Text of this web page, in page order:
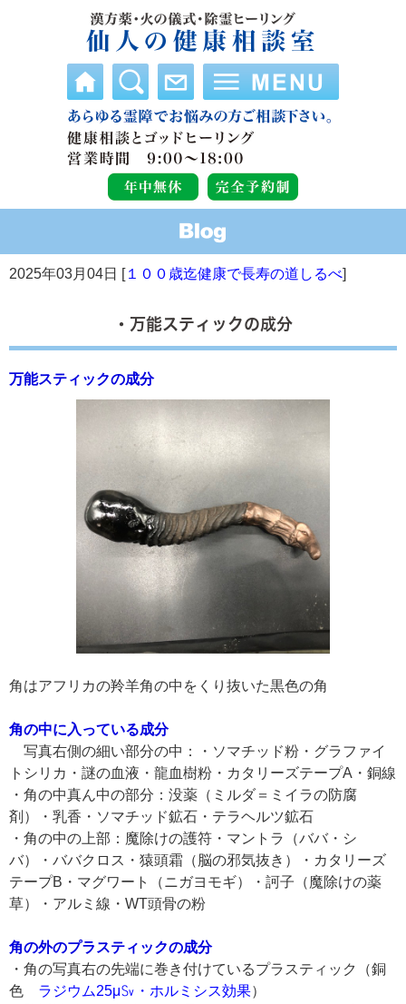
2025年03月04日 [１００歳迄健康で長寿の道しるべ]
・万能スティックの成分
万能スティックの成分
角はアフリカの羚羊角の中をくり抜いた黒色の角
角の中に入っている成分
写真右側の細い部分の中：・ソマチッド粉・グラファイ
トシリカ・謎の血液・龍血樹粉・カタリーズテープA・銅線
・角の中真ん中の部分：没薬（ミルダ＝ミイラの防腐
剤）・乳香・ソマチッド鉱石・テラヘルツ鉱石
・角の中の上部：魔除けの護符・マントラ（ババ・シ
バ）・ババクロス・猿頭霜（脳の邪気抜き）・カタリーズ
テープB・マグワート（ニガヨモギ）・訶子（魔除けの薬
草）・アルミ線・WT頭骨の粉
角の外のプラスティックの成分
・角の写真右の先端に巻き付けているプラスティック（銅
色 ラジウム25μ㏜・ホルミシス効果）